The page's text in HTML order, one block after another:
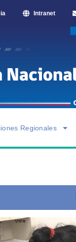
Intranet
Regionales